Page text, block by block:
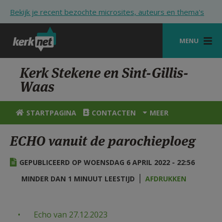
Bekijk je recent bezochte microsites, auteurs en thema's
MENU
STARTPAGINA
KERK
VIERINGEN
MIJN PAROCHIE
Kerk Stekene en Sint-Gillis-
Waas
STARTPAGINA CONTACTEN MEER
ECHO vanuit de parochieploeg
GEPUBLICEERD OP WOENSDAG 6 APRIL 2022 - 22:56
MINDER DAN 1 MINUUT LEESTIJD
AFDRUKKEN
Echo van 27.12.2023